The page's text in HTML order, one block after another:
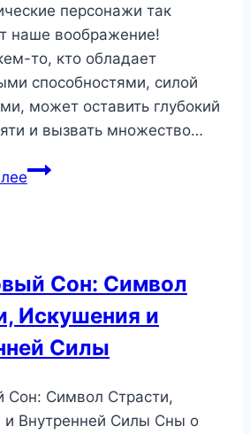
персонажи так
наше воображение!
то, кто обладает
способностями, силой
может оставить глубокий
и вызвать множество…
Сон
или
Вызов
Судьбе?
Сон: Символ
Искушения и
Силы
Сон: Символ Страсти,
и Внутренней Силы Сны о